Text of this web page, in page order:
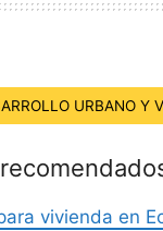
URBANO Y
vivienda en